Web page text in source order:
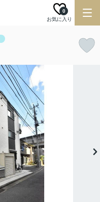
お気に入り
0